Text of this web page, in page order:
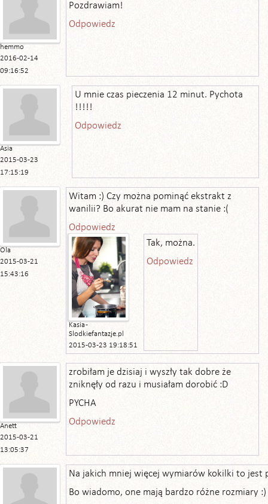
hemmo
2016-02-14
09:16:52
Pozdrawiam!
Odpowiedz
Asia
2015-03-23
17:15:19
U mnie czas pieczenia 12 minut. Pychota
!!!!!
Odpowiedz
Ola
2015-03-21
15:43:16
Witam :) Czy można pominąć ekstrakt z
wanilii? Bo akurat nie mam na stanie :(
Odpowiedz
Kasia -
Slodkiefantazje.pl
2015-03-23 19:18:51
Tak, można.
Odpowiedz
Anett
2015-03-21
13:05:37
zrobiłam je dzisiaj i wyszły tak dobre że
zniknęły od razu i musiałam dorobić :D
PYCHA
Odpowiedz
Na jakich mniej więcej wymiarów kokilki to jest
Bo wiadomo, one mają bardzo różne rozmiary :)